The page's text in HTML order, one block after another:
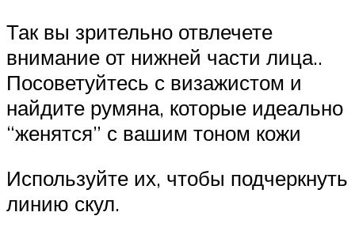
Так вы зрительно отвлечете
внимание от нижней части лица..
Посоветуйтесь с визажистом и
найдите румяна, которые идеально
“женятся” с вашим тоном кожи
Используйте их, чтобы подчеркнуть
линию скул.